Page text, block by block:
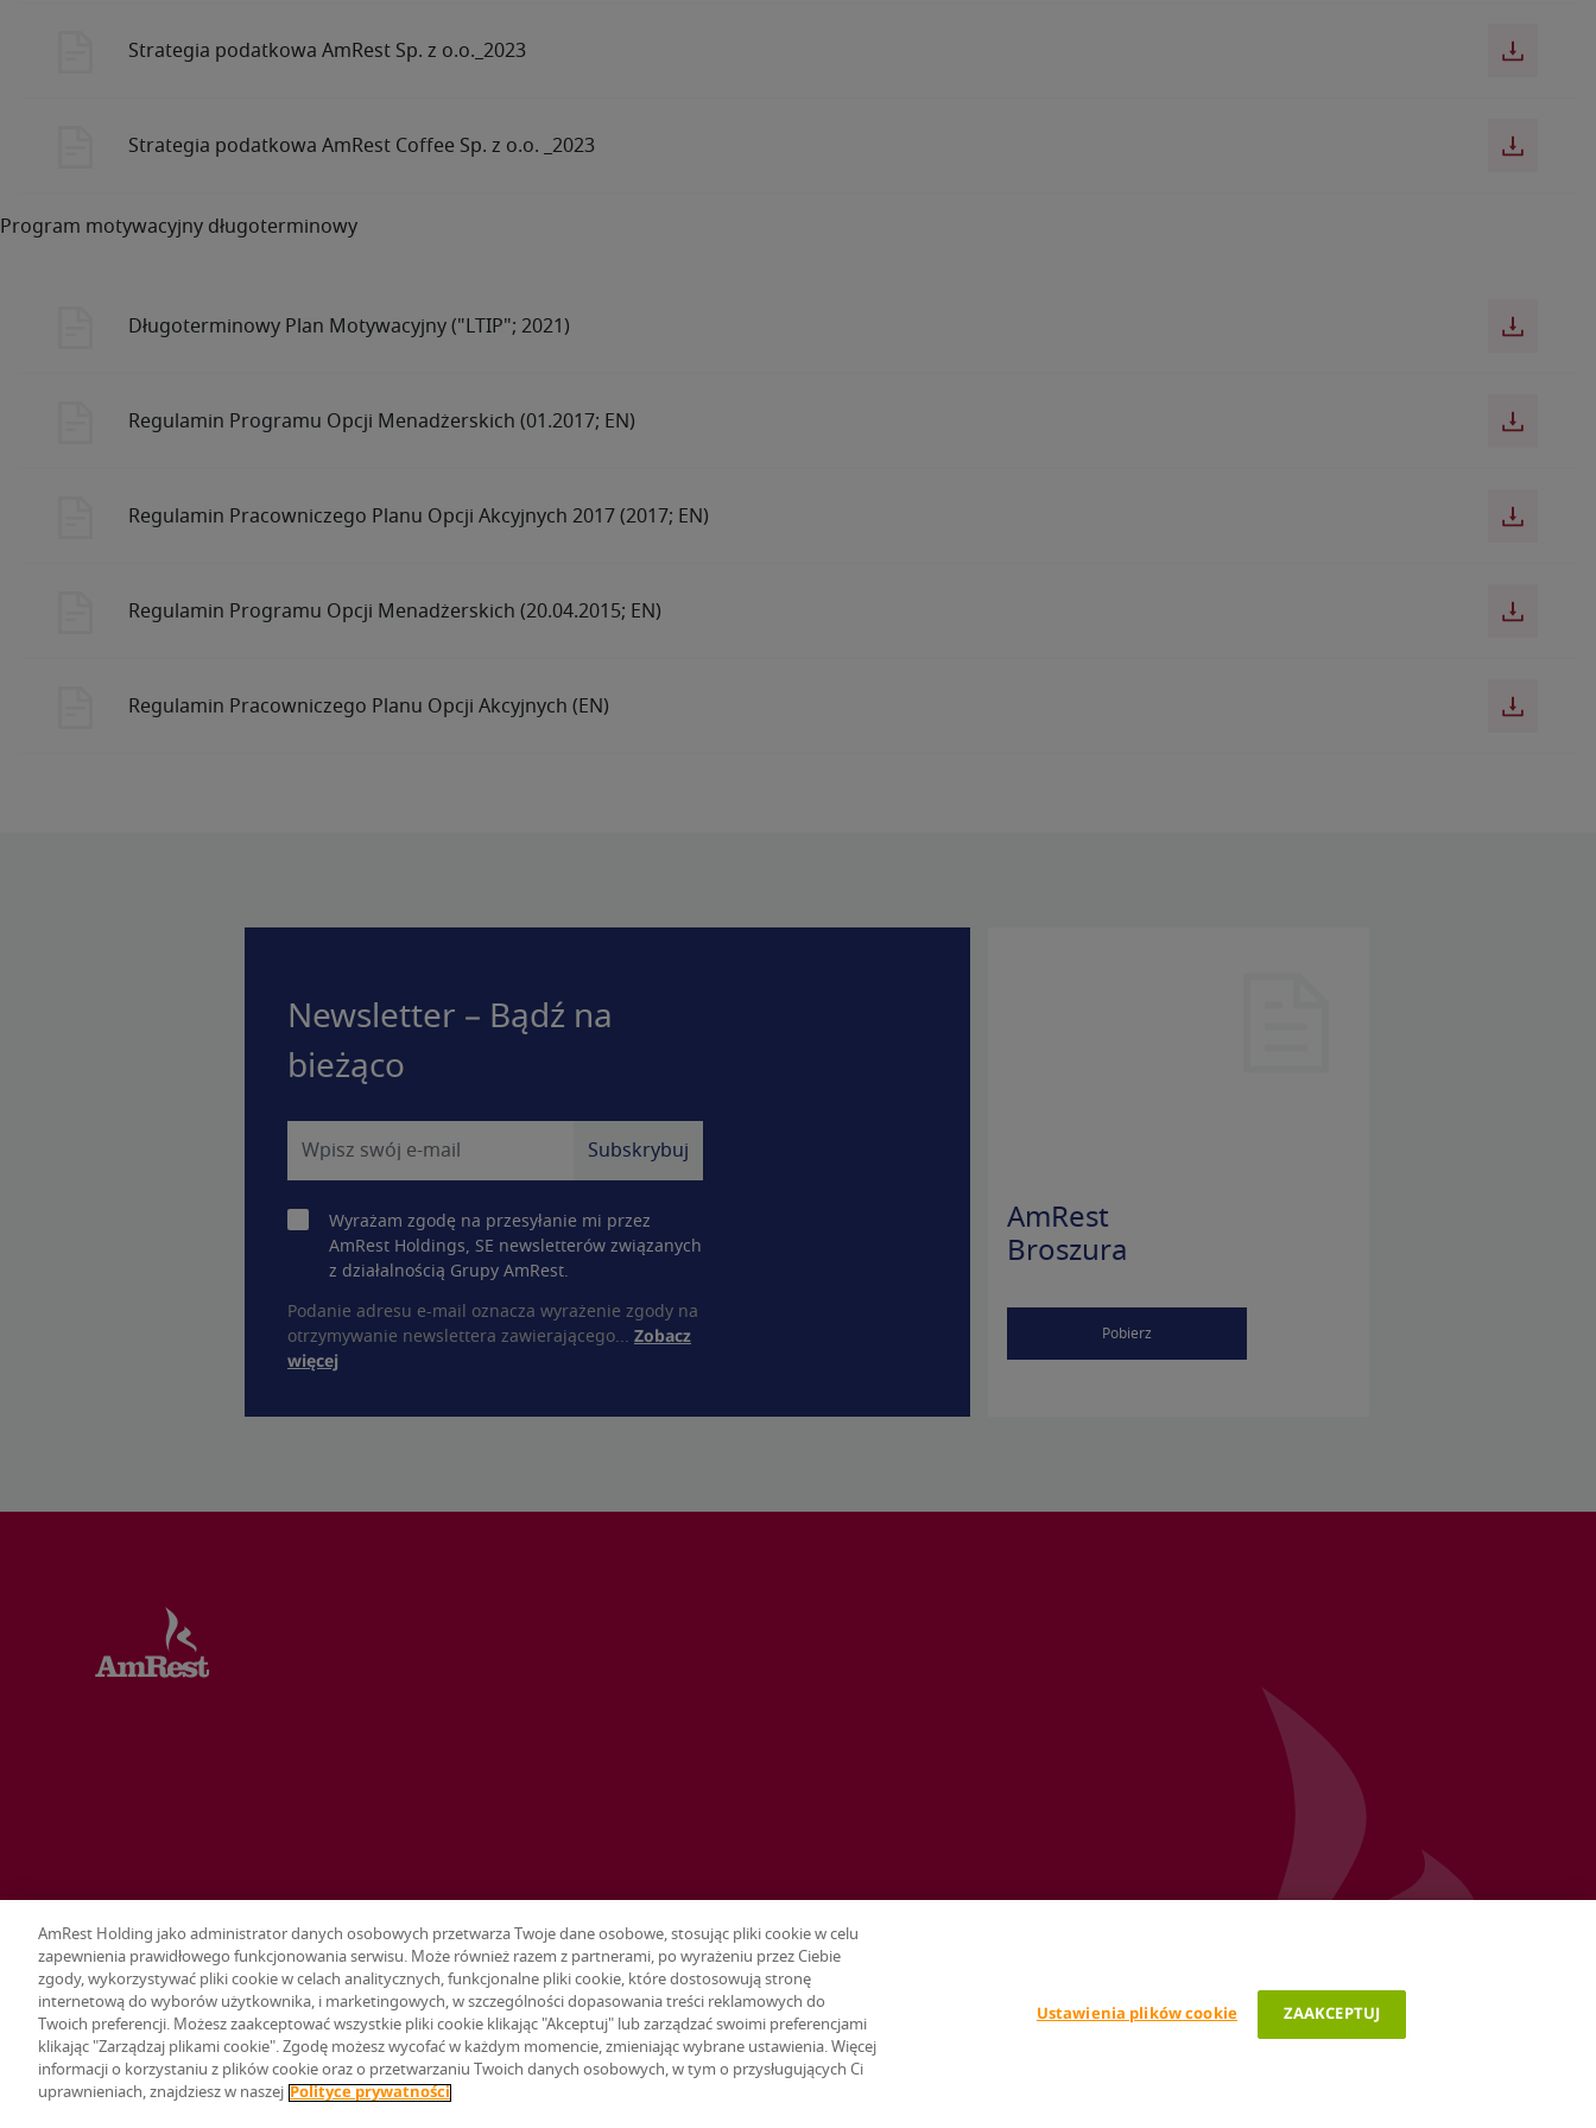
Strategia podatkowa AmRest Sp. z o.o._2023
Strategia podatkowa AmRest Coffee Sp. z o.o. _2023
Program motywacyjny długoterminowy
Długoterminowy Plan Motywacyjny ("LTIP"; 2021)
Regulamin Programu Opcji Menadżerskich (01.2017; EN)
Regulamin Pracowniczego Planu Opcji Akcyjnych 2017 (2017; EN)
Regulamin Programu Opcji Menadżerskich (20.04.2015; EN)
Regulamin Pracowniczego Planu Opcji Akcyjnych (EN)
Newsletter – Bądź na
bieżąco
Wyrażam zgodę na przesyłanie mi przez
AmRest Holdings, SE newsletterów związanych
z działalnością Grupy AmRest.
Podanie adresu e-mail oznacza wyrażenie zgody na
otrzymywanie newslettera zawierającego... Zobacz
więcej
AmRest
Broszura
Pobierz
Terms & conditions Privacy policy Ustawienia plików cookie
© 2026 AmRest Holdings SE. All rights reserved.
AmRest Holding jako administrator danych osobowych przetwarza Twoje dane osobowe, stosując pliki cookie w celu
zapewnienia prawidłowego funkcjonowania serwisu. Może również razem z partnerami, po wyrażeniu przez Ciebie
zgody, wykorzystywać pliki cookie w celach analitycznych, funkcjonalne pliki cookie, które dostosowują stronę
internetową do wyborów użytkownika, i marketingowych, w szczególności dopasowania treści reklamowych do
Twoich preferencji. Możesz zaakceptować wszystkie pliki cookie klikając "Akceptuj" lub zarządzać swoimi preferencjami
klikając "Zarządzaj plikami cookie". Zgodę możesz wycofać w każdym momencie, zmieniając wybrane ustawienia. Więcej
informacji o korzystaniu z plików cookie oraz o przetwarzaniu Twoich danych osobowych, w tym o przysługujących Ci
uprawnieniach, znajdziesz w naszej
Polityce prywatności
Ustawienia plików cookie ZAAKCEPTUJ